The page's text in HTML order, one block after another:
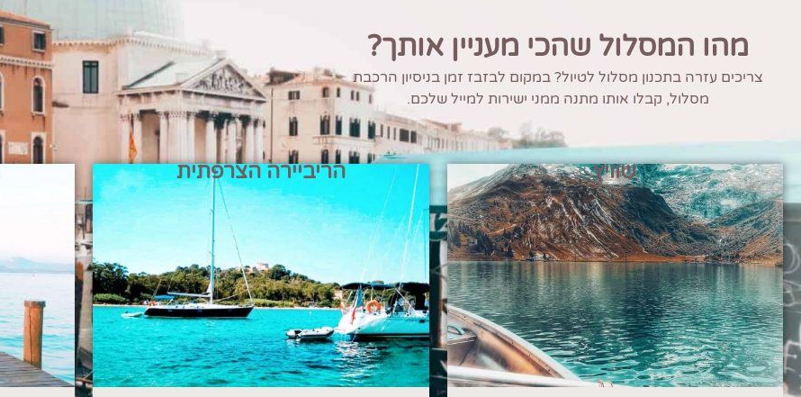
מהו המסלול שהכי מעניין אותך?
צריכים עזרה בתכנון מסלול לטיול? במקום לבזבז זמן בניסיון הרכבת
מסלול, קבלו אותו מתנה ממני ישירות למייל שלכם.
שוויץ הריביירה הצרפתית